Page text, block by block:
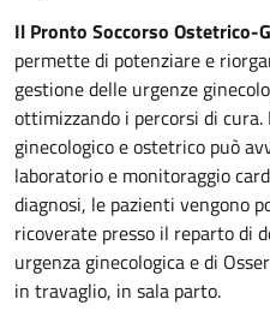
Il Pronto Soccorso Ostetrico-
permette di potenziare e
gestione delle urgenze
ottimizzando i percorsi di cura.
ginecologico e ostetrico può
laboratorio e monitoraggio
diagnosi, le pazienti vengono
ricoverate presso il reparto di
urgenza ginecologica e di
in travaglio, in sala parto.